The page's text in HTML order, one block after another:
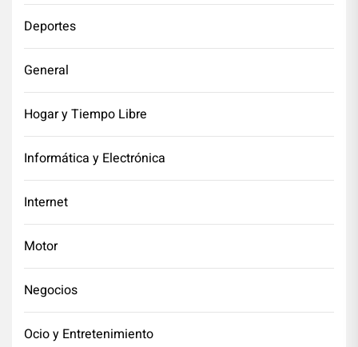
Deportes
General
Hogar y Tiempo Libre
Informática y Electrónica
Internet
Motor
Negocios
Ocio y Entretenimiento